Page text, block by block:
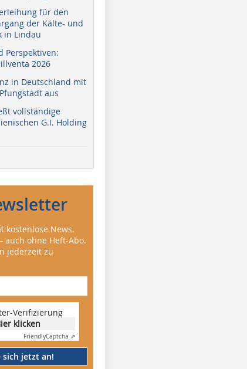
für den
der Kälte- und
in Lindau
Perspektiven:
2026
in Deutschland mit
aus
vollständige
G.I. Holding
kostenlose News.
auch ohne Heft-Abo.
jederzeit zu
Verifizierung
klicken
FriendlyCaptcha ⇗
sich jetzt an!